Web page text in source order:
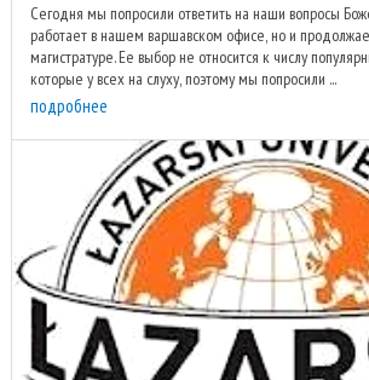
Сегодня мы попросили ответить на наши вопросы
работает в нашем варшавском офисе, но и
магистратуре. Ее выбор не относится к числу
которые у всех на слуху, поэтому мы попросили ...
подробнее